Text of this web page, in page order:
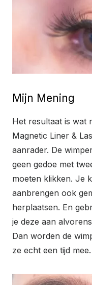
Mijn Mening
Het resultaat is wat
Magnetic Liner &
aanrader. De
geen gedoe met
moeten klikken. Je
aanbrengen ook
herplaatsen. En
je deze aan
Dan worden de
ze echt een tijd mee.